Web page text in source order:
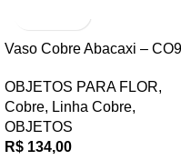
Vaso Cobre Abacaxi –
OBJETOS PARA FLOR,
Cobre, Linha Cobre,
OBJETOS
R$ 134,00